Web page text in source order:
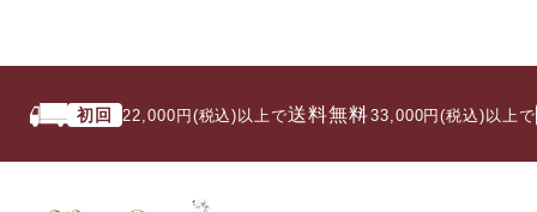
初回 22,000円(税込)以上で 送料無料/ 33,000円(税込)以上で い